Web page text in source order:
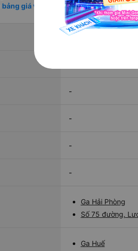
bảng giá và lịch chạy vé tàu hỏa các
-
-
-
-
-
Ga Hải Phòng
Số 75 đường,
Ga Huế